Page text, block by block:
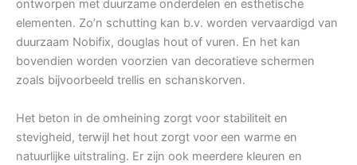
ontworpen met duurzame onderdelen en esthetische
elementen. Zo’n schutting kan b.v. worden vervaardigd van
duurzaam Nobifix, douglas hout of vuren. En het kan
bovendien worden voorzien van decoratieve schermen
zoals bijvoorbeeld trellis en schanskorven.
Het beton in de omheining zorgt voor stabiliteit en
stevigheid, terwijl het hout zorgt voor een warme en
natuurlijke uitstraling. Er zijn ook meerdere kleuren en